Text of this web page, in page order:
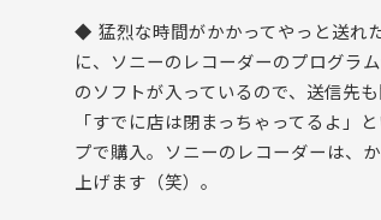
◆ 猛烈な時間がかかってやっと送れ
に、ソニーのレコーダーのプログラ
のソフトが入っているので、送信先
「すでに店は閉まっちゃってるよ」
プで購入。ソニーのレコーダーは、
上げます（笑）。